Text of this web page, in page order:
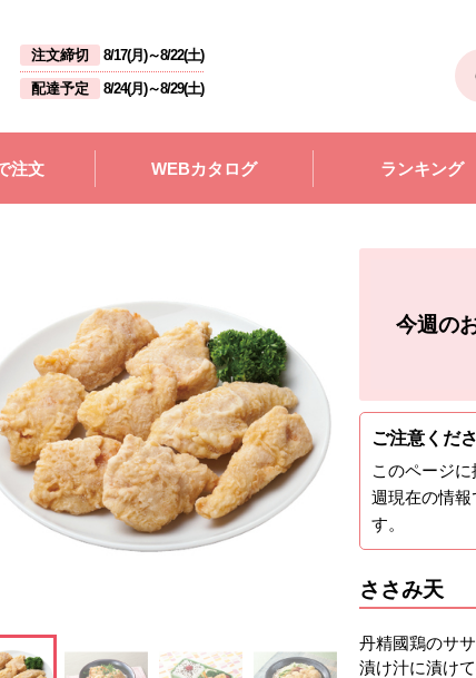
注文締切 8/17(月)～8/22(土)
配達予定
8/24(月)～8/29(土)
注文 WEBカタログ ランキング
今週の
ご注意くだ
このページに
週現在の情報
す。
ささみ天
丹精國鶏のサ
漬け汁に漬け